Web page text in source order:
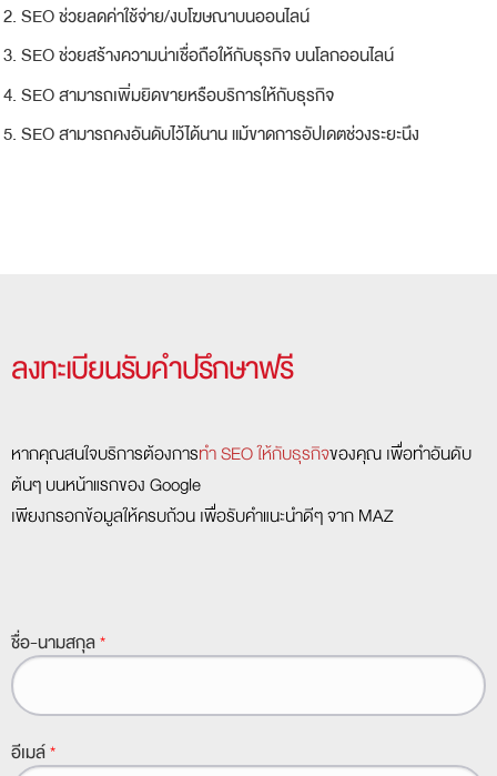
SEO ช่วยลดค่าใช้จ่าย/งบโฆษณาบนออนไลน์
SEO ช่วยสร้างความน่าเชื่อถือให้กับธุรกิจ บนโลกออนไลน์
SEO สามารถเพิ่มยิดขายหรือบริการให้กับธุรกิจ
SEO สามารถคงอันดับไว้ได้นาน แม้ขาดการอัปเดตช่วงระยะนึง
ลงทะเบียนรับคำปรึกษาฟรี
หากคุณสนใจบริการต้องการทำ SEO ให้กับธุรกิจของคุณ เพื่อทำอันดับ
ต้นๆ บนหน้าแรกของ Google
เพียงกรอกข้อมูลให้ครบถ้วน เพื่อรับคำแนะนำดีๆ จาก MAZ
ชื่อ-นามสกุล*
อีเมล์*